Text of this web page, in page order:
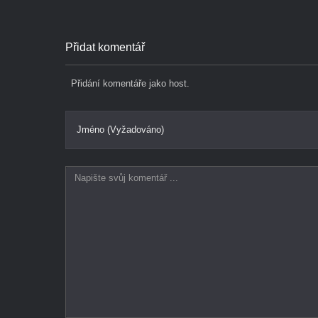
Přidat komentář
Přidání komentáře jako host.
Jméno (Vyžadováno)